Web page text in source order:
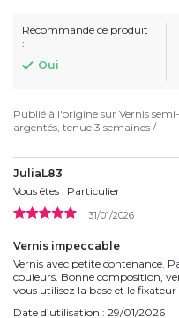
Recommande ce produit
:
Oui
Publié à l'origine sur Vernis
argentés, tenue 3 semaines /
JuliaL83
Vous êtes : Particulier
31/01/2026
Vernis impeccable
Vernis avec petite contenance.
couleurs. Bonne composition,
vous utilisez la base et le
Date d’utilisation : 29/01/2026